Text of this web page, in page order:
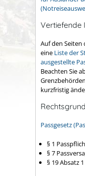
Vertiefende
Auf den Seiten
eine Liste der
ausgestellte
Beachten Sie
kurzfristig
Passgesetz
§ 1
§ 7
§ 19 Absatz